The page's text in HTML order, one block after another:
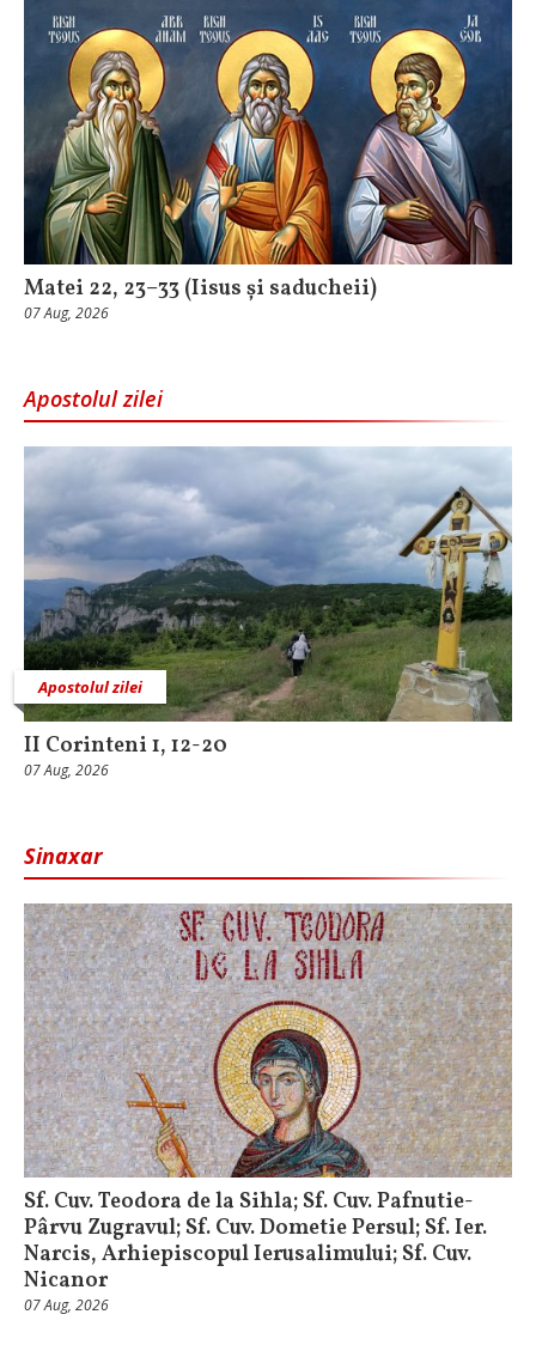
Matei 22, 23–33 (Iisus și saducheii)
07 Aug, 2026
Apostolul zilei
Apostolul zilei
II Corinteni 1, 12-20
07 Aug, 2026
Sinaxar
Sf. Cuv. Teodora de la Sihla; Sf. Cuv. Pafnutie-
Pârvu Zugravul; Sf. Cuv. Dometie Persul; Sf. Ier.
Narcis, Arhiepiscopul Ierusalimului; Sf. Cuv.
Nicanor
07 Aug, 2026